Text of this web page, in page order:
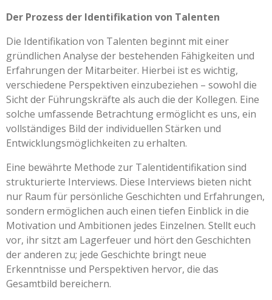
Der Prozess der Identifikation von Talenten
Die Identifikation von Talenten beginnt mit einer
gründlichen Analyse der bestehenden Fähigkeiten und
Erfahrungen der Mitarbeiter. Hierbei ist es wichtig,
verschiedene Perspektiven einzubeziehen – sowohl die
Sicht der Führungskräfte als auch die der Kollegen. Eine
solche umfassende Betrachtung ermöglicht es uns, ein
vollständiges Bild der individuellen Stärken und
Entwicklungsmöglichkeiten zu erhalten.
Eine bewährte Methode zur Talentidentifikation sind
strukturierte Interviews. Diese Interviews bieten nicht
nur Raum für persönliche Geschichten und Erfahrungen,
sondern ermöglichen auch einen tiefen Einblick in die
Motivation und Ambitionen jedes Einzelnen. Stellt euch
vor, ihr sitzt am Lagerfeuer und hört den Geschichten
der anderen zu; jede Geschichte bringt neue
Erkenntnisse und Perspektiven hervor, die das
Gesamtbild bereichern.